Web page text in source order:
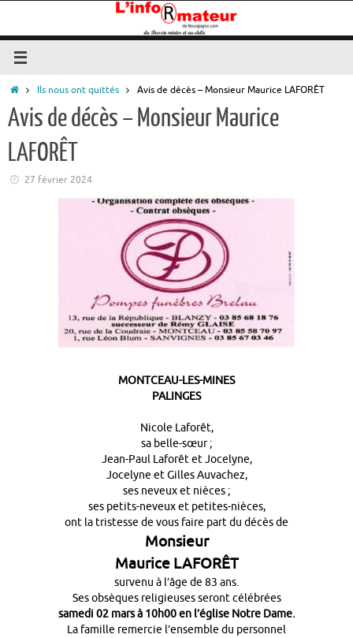
contenu
AccueilIls nous ont quittés Avis de décès – Monsieur Maurice LAFORÊT
Avis de décès – Monsieur Maurice
LAFORÊT
27 février 2024
MONTCEAU-LES-MINES
PALINGES
Nicole Laforêt,
sa belle-sœur ;
Jean-Paul Laforêt et Jocelyne,
Jocelyne et Gilles Auvachez,
ses neveux et nièces ;
ses petits-neveux et petites-nièces,
ont la tristesse de vous faire part du décès de
Monsieur
Maurice LAFORÊT
survenu à l’âge de 83 ans.
Ses obsèques religieuses seront célébrées
samedi 02 mars à 10h00 en l’église Notre Dame.
La famille remercie l’ensemble du personnel